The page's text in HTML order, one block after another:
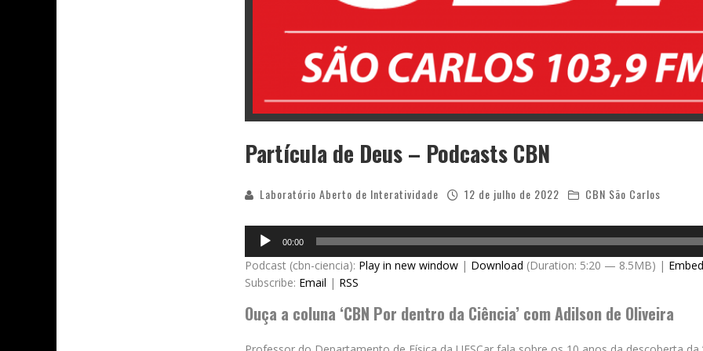
Partícula de Deus – Podcasts CBN
Laboratório Aberto de Interatividade 12 de julho de 2022 CBN São Carlos
Audio
Player
00:00
Podcast (cbn-ciencia): Play in new window | Download (Duration: 5:20 — 8.5MB) | Embed
Subscribe: Email | RSS
Ouça a coluna ‘CBN Por dentro da Ciência’ com Adilson de Oliveira